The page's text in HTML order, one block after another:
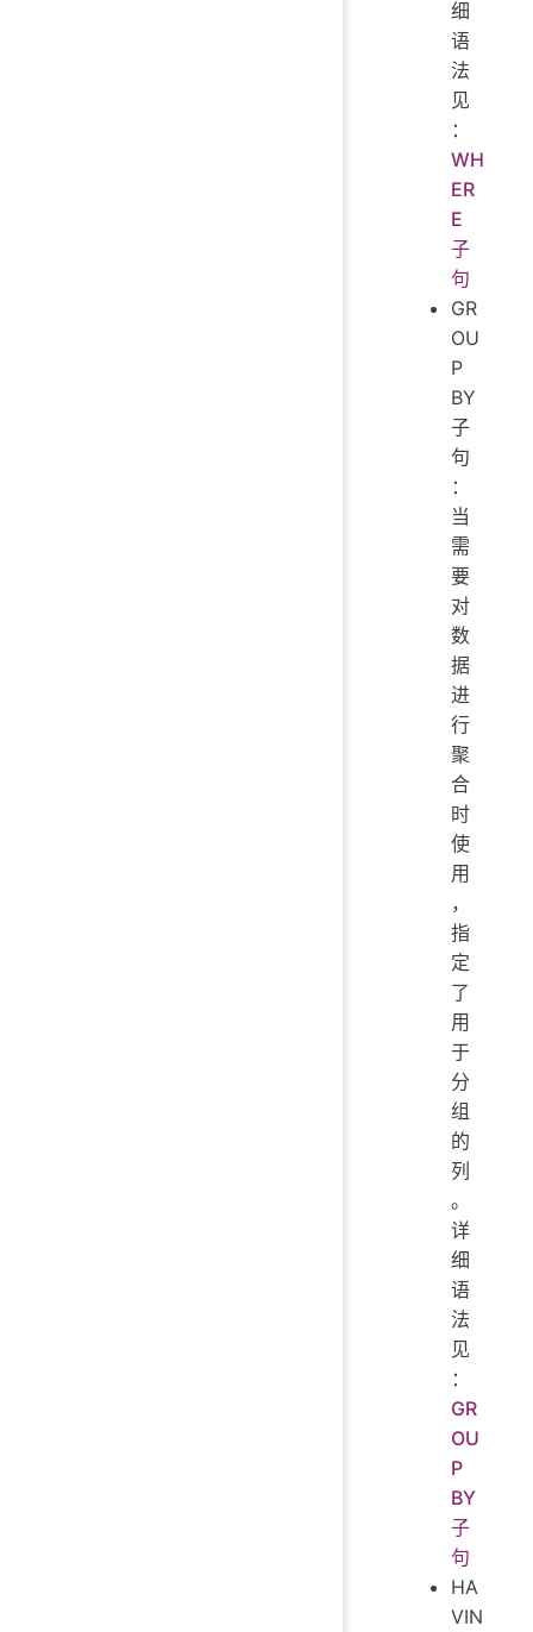
细
语
法
见
：
WH
ER
E
子
句
GR
OU
P
BY
子
句
：
当
需
要
对
数
据
进
行
聚
合
时
使
用
，
指
定
了
用
于
分
组
的
列
。
详
细
语
法
见
：
GR
OU
P
BY
子
句
HA
VIN